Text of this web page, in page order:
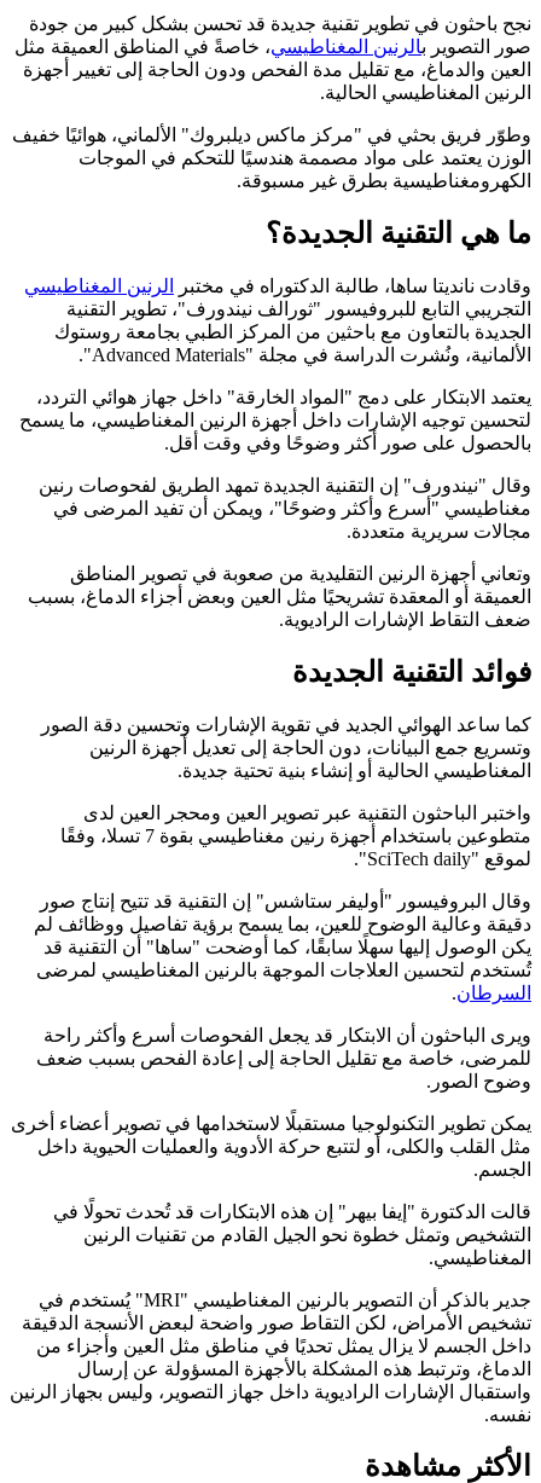
نجح باحثون في تطوير تقنية جديدة قد تحسن بشكل كبير من جودة
صور التصوير بالرنين المغناطيسي، خاصةً في المناطق العميقة مثل
العين والدماغ، مع تقليل مدة الفحص ودون الحاجة إلى تغيير أجهزة
الرنين المغناطيسي الحالية.
وطوّر فريق بحثي في "مركز ماكس ديلبروك" الألماني، هوائيًا خفيف
الوزن يعتمد على مواد مصممة هندسيًا للتحكم في الموجات
الكهرومغناطيسية بطرق غير مسبوقة.
ما هي التقنية الجديدة؟
وقادت نانديتا ساها، طالبة الدكتوراه في مختبر
الرنين المغناطيسي
التجريبي التابع للبروفيسور "ثورالف نيندورف"، تطوير التقنية
الجديدة بالتعاون مع باحثين من المركز الطبي بجامعة روستوك
الألمانية، ونُشرت الدراسة في مجلة "Advanced Materials".
يعتمد الابتكار على دمج "المواد الخارقة" داخل جهاز هوائي التردد،
لتحسين توجيه الإشارات داخل أجهزة الرنين المغناطيسي، ما يسمح
بالحصول على صور أكثر وضوحًا وفي وقت أقل.
وقال "نيندورف" إن التقنية الجديدة تمهد الطريق لفحوصات رنين
مغناطيسي "أسرع وأكثر وضوحًا"، ويمكن أن تفيد المرضى في
مجالات سريرية متعددة.
وتعاني أجهزة الرنين التقليدية من صعوبة في تصوير المناطق
العميقة أو المعقدة تشريحيًا مثل العين وبعض أجزاء الدماغ، بسبب
ضعف التقاط الإشارات الراديوية.
فوائد التقنية الجديدة
كما ساعد الهوائي الجديد في تقوية الإشارات وتحسين دقة الصور
وتسريع جمع البيانات، دون الحاجة إلى تعديل أجهزة الرنين
المغناطيسي الحالية أو إنشاء بنية تحتية جديدة.
واختبر الباحثون التقنية عبر تصوير العين ومحجر العين لدى
متطوعين باستخدام أجهزة رنين مغناطيسي بقوة 7 تسلا، وفقًا
لموقع "SciTech daily".
وقال البروفيسور "أوليفر ستاشس" إن التقنية قد تتيح إنتاج صور
دقيقة وعالية الوضوح للعين، بما يسمح برؤية تفاصيل ووظائف لم
يكن الوصول إليها سهلًا سابقًا، كما أوضحت "ساها" أن التقنية قد
تُستخدم لتحسين العلاجات الموجهة بالرنين المغناطيسي لمرضى
السرطان.
ويرى الباحثون أن الابتكار قد يجعل الفحوصات أسرع وأكثر راحة
للمرضى، خاصة مع تقليل الحاجة إلى إعادة الفحص بسبب ضعف
وضوح الصور.
يمكن تطوير التكنولوجيا مستقبلًا لاستخدامها في تصوير أعضاء أخرى
مثل القلب والكلى، أو لتتبع حركة الأدوية والعمليات الحيوية داخل
الجسم.
قالت الدكتورة "إيفا بيهر" إن هذه الابتكارات قد تُحدث تحولًا في
التشخيص وتمثل خطوة نحو الجيل القادم من تقنيات الرنين
المغناطيسي.
جدير بالذكر أن التصوير بالرنين المغناطيسي "MRI" يُستخدم في
تشخيص الأمراض، لكن التقاط صور واضحة لبعض الأنسجة الدقيقة
داخل الجسم لا يزال يمثل تحديًا في مناطق مثل العين وأجزاء من
الدماغ، وترتبط هذه المشكلة بالأجهزة المسؤولة عن إرسال
واستقبال الإشارات الراديوية داخل جهاز التصوير، وليس بجهاز الرنين
نفسه.
الأكثر مشاهدة